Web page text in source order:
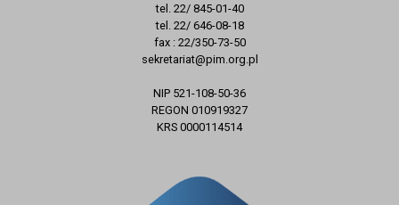
tel. 22/ 845-01-40
tel. 22/ 646-08-18
fax : 22/350-73-50
sekretariat@pim.org.pl
NIP 521-108-50-36
REGON 010919327
KRS 0000114514